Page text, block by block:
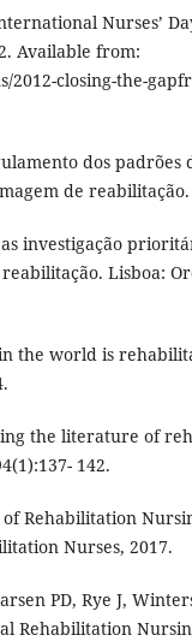
Nurses’
Available from:
2012-closing-the-
dos padrões
de reabilitação.
investigação
Lisboa:
the world is
the literature of
142.
Rehabilitation
Nurses, 2017.
PD, Rye J,
Rehabilitation